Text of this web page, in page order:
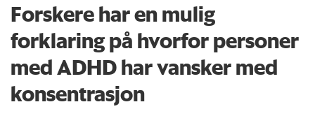
Forskere har en mulig
forklaring på hvorfor personer
med ADHD har vansker med
konsentrasjon